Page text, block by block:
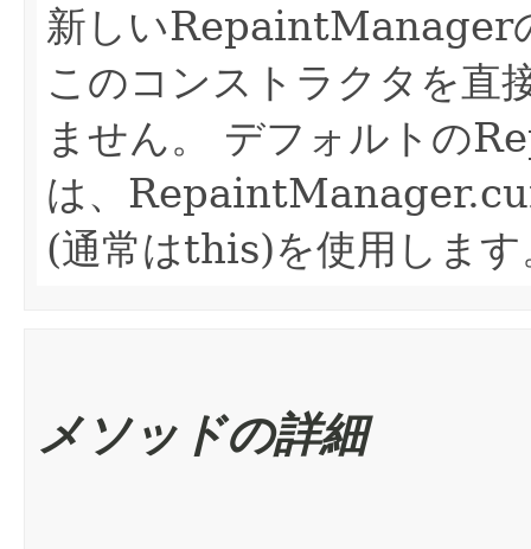
新しいRepaintManager
このコンストラクタを直
ません。
デフォルトの
は、
(通常はthis)を使用します
メソッドの詳細